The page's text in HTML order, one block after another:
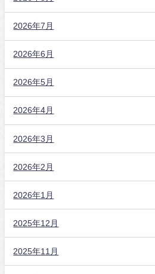
2026年7月
2026年6月
2026年5月
2026年4月
2026年3月
2026年2月
2026年1月
2025年12月
2025年11月